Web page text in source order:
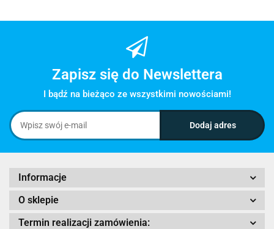
Zapisz się do Newslettera
I bądź na bieżąco ze wszystkimi nowościami!
Informacje
O sklepie
Termin realizacji zamówienia: